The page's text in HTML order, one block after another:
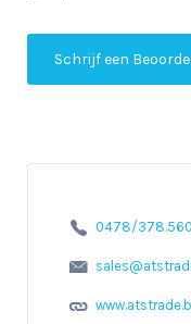
Schrijf een
0478/378.560